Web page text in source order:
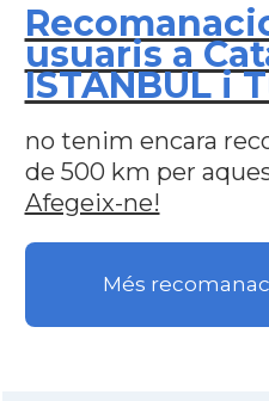
usuaris a
ISTANBUL i
no tenim encara
de 500 km per
Afegeix-ne!
Més